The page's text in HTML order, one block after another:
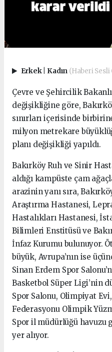
Erkek Kadın (Haberi Sesli
Çevre ve Şehircilik
değişikliğine göre,
sınırları içerisinde
milyon metrekare
planı değişikliği yapıldı.
Bakırköy Ruh ve Sinir
aldığı kampüste çam
arazinin yanı sıra,
Araştırma Hastanesi,
Hastalıkları Hastanesi,
Bilimleri Enstitüsü ve
İnfaz Kurumu bulunuyor.
büyük, Avrupa’nın ise
Sinan Erdem Spor
Basketbol Süper Ligi’nin
Spor Salonu, Olimpiyat
Federasyonu Olimpik
Spor il müdürlüğü havuzu
yer alıyor.